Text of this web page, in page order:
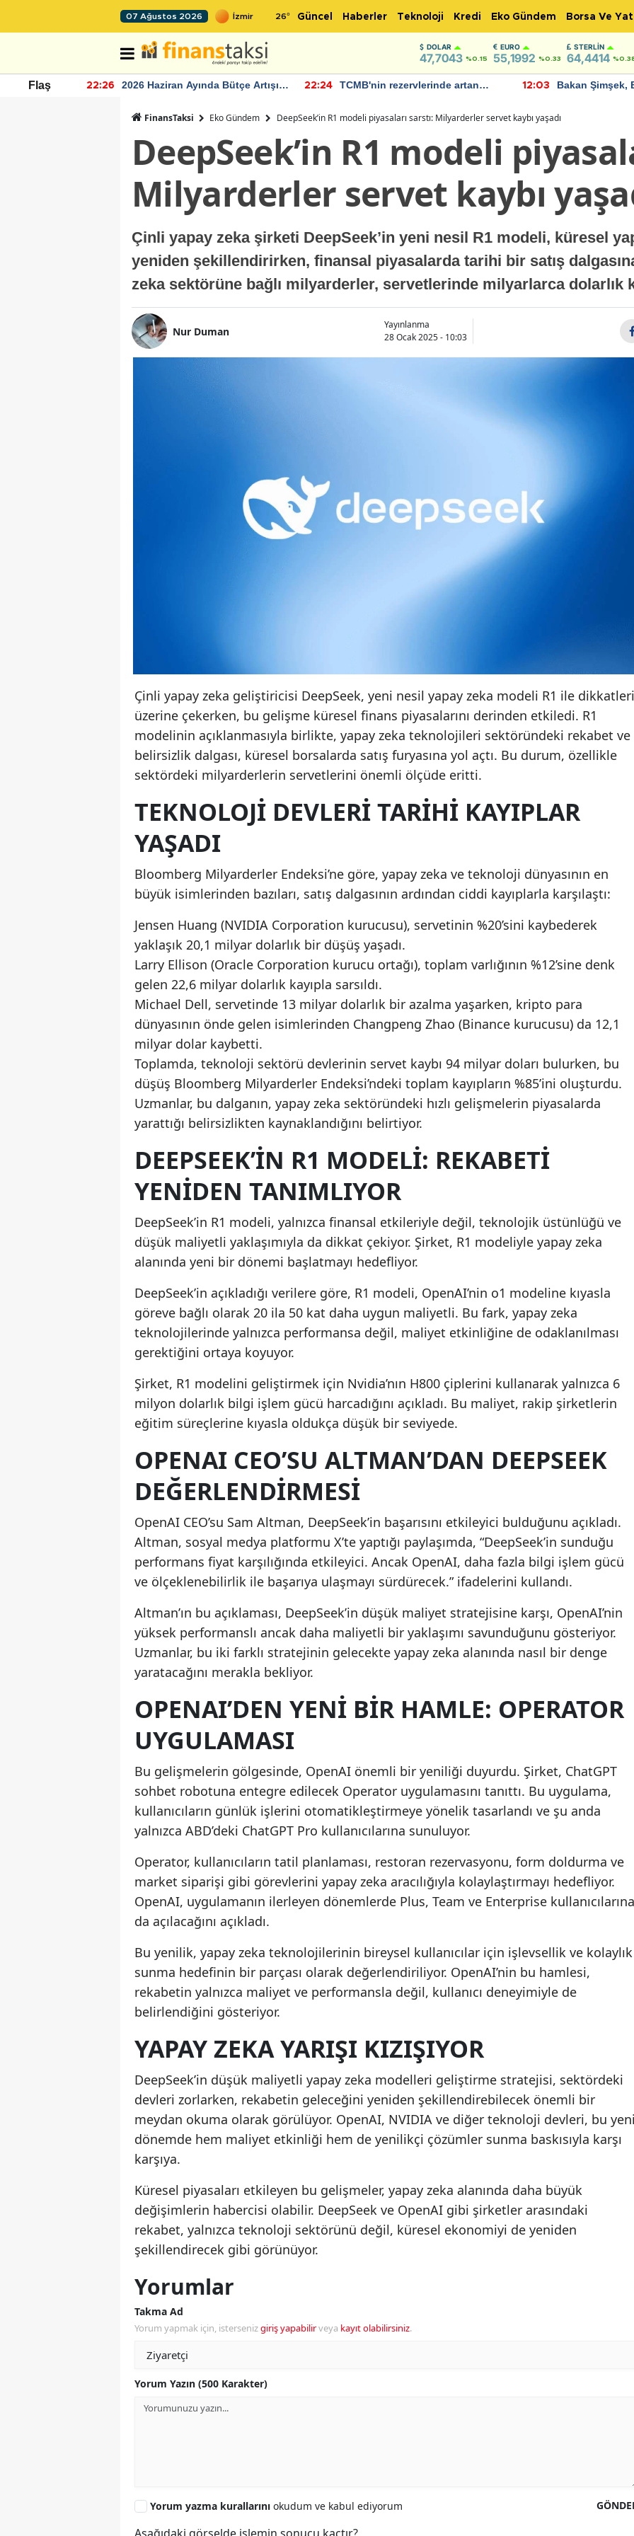
07 Ağustos 2026 26° Güncel Haberler Teknoloji Kredi Eko Gündem Borsa Ve
DOLAR
47,7043 %0.15
EURO
55,1992 %0.33
STERLIN
64,4414
Flaş 22:26
2026 Haziran Ayında Bütçe Artışı
22:24
TCMB'nin rezervlerinde artan
12:03
Bakan Şimşek,
FinansTaksi Eko Gündem DeepSeek’in R1 modeli piyasaları sarstı: Milyarderler servet kaybı yaşadı
DeepSeek’in R1 modeli
Milyarderler servet kaybı
Çinli yapay zeka şirketi DeepSeek’in yeni nesil R1 modeli, küresel
yeniden şekillendirirken, finansal piyasalarda tarihi bir satış
zeka sektörüne bağlı milyarderler, servetlerinde milyarlarca dolarlık
Nur Duman
Yayınlanma
28 Ocak 2025 - 10:03
Çinli yapay zeka geliştiricisi DeepSeek, yeni nesil yapay zeka modeli R1 ile dikkatleri
üzerine çekerken, bu gelişme küresel finans piyasalarını derinden etkiledi. R1
modelinin açıklanmasıyla birlikte, yapay zeka teknolojileri sektöründeki rekabet ve
belirsizlik dalgası, küresel borsalarda satış furyasına yol açtı. Bu durum, özellikle
sektördeki milyarderlerin servetlerini önemli ölçüde eritti.
TEKNOLOJI DEVLERI TARIHI KAYIPLAR
YAŞADI
Bloomberg Milyarderler Endeksi’ne göre, yapay zeka ve teknoloji dünyasının en
büyük isimlerinden bazıları, satış dalgasının ardından ciddi kayıplarla karşılaştı:
Jensen Huang (NVIDIA Corporation kurucusu), servetinin %20’sini kaybederek
yaklaşık 20,1 milyar dolarlık bir düşüş yaşadı.
Larry Ellison (Oracle Corporation kurucu ortağı), toplam varlığının %12’sine denk
gelen 22,6 milyar dolarlık kayıpla sarsıldı.
Michael Dell, servetinde 13 milyar dolarlık bir azalma yaşarken, kripto para
dünyasının önde gelen isimlerinden Changpeng Zhao (Binance kurucusu) da 12,1
milyar dolar kaybetti.
Toplamda, teknoloji sektörü devlerinin servet kaybı 94 milyar doları bulurken, bu
düşüş Bloomberg Milyarderler Endeksi’ndeki toplam kayıpların %85’ini oluşturdu.
Uzmanlar, bu dalganın, yapay zeka sektöründeki hızlı gelişmelerin piyasalarda
yarattığı belirsizlikten kaynaklandığını belirtiyor.
DEEPSEEK’IN R1 MODELI: REKABETI
YENIDEN TANIMLIYOR
DeepSeek’in R1 modeli, yalnızca finansal etkileriyle değil, teknolojik üstünlüğü ve
düşük maliyetli yaklaşımıyla da dikkat çekiyor. Şirket, R1 modeliyle yapay zeka
alanında yeni bir dönemi başlatmayı hedefliyor.
DeepSeek’in açıkladığı verilere göre, R1 modeli, OpenAI’nin o1 modeline kıyasla
göreve bağlı olarak 20 ila 50 kat daha uygun maliyetli. Bu fark, yapay zeka
teknolojilerinde yalnızca performansa değil, maliyet etkinliğine de odaklanılması
gerektiğini ortaya koyuyor.
Şirket, R1 modelini geliştirmek için Nvidia’nın H800 çiplerini kullanarak yalnızca 6
milyon dolarlık bilgi işlem gücü harcadığını açıkladı. Bu maliyet, rakip şirketlerin
eğitim süreçlerine kıyasla oldukça düşük bir seviyede.
OPENAI CEO’SU ALTMAN’DAN DEEPSEEK
DEĞERLENDIRMESI
OpenAI CEO’su Sam Altman, DeepSeek’in başarısını etkileyici bulduğunu açıkladı.
Altman, sosyal medya platformu X’te yaptığı paylaşımda, “DeepSeek’in sunduğu
performans fiyat karşılığında etkileyici. Ancak OpenAI, daha fazla bilgi işlem gücü
ve ölçeklenebilirlik ile başarıya ulaşmayı sürdürecek.” ifadelerini kullandı.
Altman’ın bu açıklaması, DeepSeek’in düşük maliyet stratejisine karşı, OpenAI’nin
yüksek performanslı ancak daha maliyetli bir yaklaşımı savunduğunu gösteriyor.
Uzmanlar, bu iki farklı stratejinin gelecekte yapay zeka alanında nasıl bir denge
yaratacağını merakla bekliyor.
OPENAI’DEN YENI BIR HAMLE: OPERATOR
UYGULAMASI
Bu gelişmelerin gölgesinde, OpenAI önemli bir yeniliği duyurdu. Şirket, ChatGPT
sohbet robotuna entegre edilecek Operator uygulamasını tanıttı. Bu uygulama,
kullanıcıların günlük işlerini otomatikleştirmeye yönelik tasarlandı ve şu anda
yalnızca ABD’deki ChatGPT Pro kullanıcılarına sunuluyor.
Operator, kullanıcıların tatil planlaması, restoran rezervasyonu, form doldurma ve
market siparişi gibi görevlerini yapay zeka aracılığıyla kolaylaştırmayı hedefliyor.
OpenAI, uygulamanın ilerleyen dönemlerde Plus, Team ve Enterprise kullanıcılarına
da açılacağını açıkladı.
Bu yenilik, yapay zeka teknolojilerinin bireysel kullanıcılar için işlevsellik ve kolaylık
sunma hedefinin bir parçası olarak değerlendiriliyor. OpenAI’nin bu hamlesi,
rekabetin yalnızca maliyet ve performansla değil, kullanıcı deneyimiyle de
belirlendiğini gösteriyor.
YAPAY ZEKA YARIŞI KIZIŞIYOR
DeepSeek’in düşük maliyetli yapay zeka modelleri geliştirme stratejisi, sektördeki
devleri zorlarken, rekabetin geleceğini yeniden şekillendirebilecek önemli bir
meydan okuma olarak görülüyor. OpenAI, NVIDIA ve diğer teknoloji devleri, bu
dönemde hem maliyet etkinliği hem de yenilikçi çözümler sunma baskısıyla karşı
karşıya.
Küresel piyasaları etkileyen bu gelişmeler, yapay zeka alanında daha büyük
değişimlerin habercisi olabilir. DeepSeek ve OpenAI gibi şirketler arasındaki
rekabet, yalnızca teknoloji sektörünü değil, küresel ekonomiyi de yeniden
şekillendirecek gibi görünüyor.
Yorumlar
Takma Ad
Yorum yapmak için, istersenizgiriş yapabilirveya kayıt olabilirsiniz.
Yorum Yazın (500 Karakter)
Yorum yazma kurallarını okudum ve kabul ediyorum